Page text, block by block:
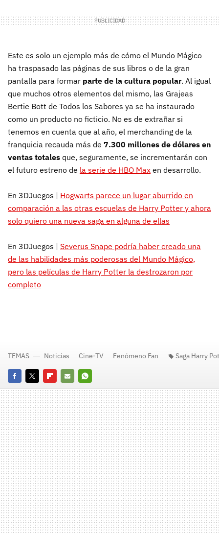
Este es solo un ejemplo más de cómo el Mundo Mágico
ha traspasado las páginas de sus libros o de la gran
pantalla para formar parte de la cultura popular. Al igual
que muchos otros elementos del mismo, las Grajeas
Bertie Bott de Todos los Sabores ya se ha instaurado
como un producto no ficticio. No es de extrañar si
tenemos en cuenta que al año, el merchanding de la
franquicia recauda más de 7.300 millones de dólares en
ventas totales que, seguramente, se incrementarán con
el futuro estreno de la serie de HBO Max en desarrollo.
En 3DJuegos | Hogwarts parece un lugar aburrido en
comparación a las otras escuelas de Harry Potter y ahora
solo quiero una nueva saga en alguna de ellas
En 3DJuegos | Severus Snape podría haber creado una
de las habilidades más poderosas del Mundo Mágico,
pero las películas de Harry Potter la destrozaron por
completo
FacebookTwitterFlipboard
E-
mail
Whatsapp
TEMAS Noticias Cine-TV Fenómeno Fan Saga Harry